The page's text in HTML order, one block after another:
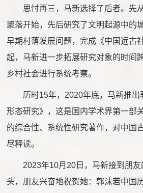
思忖再三，马新选择了后者。先
聚落开始，先后研究了文明起源中的
早期村落发展问题，完成《中国远古
起，马新进一步拓展研究对象的时间
乡村社会进行系统考察。
历时15年，2020年底，马新推
形态研究》，这是国内学术界第一部
的综合性、系统性研究著作，对中国
尽释读。
2023年10月20日，马新接到朋
头，朋友兴奋地祝贺她：郭沫若中国